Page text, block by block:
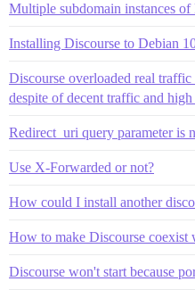
Multiple subdomain instances of
Installing Discourse to Debian
Discourse overloaded real
despite of decent traffic and high
Redirect_uri query parameter is
Use X-Forwarded or not?
How could I install another
How to make Discourse coexist
Discourse won't start because